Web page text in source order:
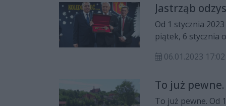
Jastrząb
Od 1 stycznia
piątek, 6 stycznia
06.01.2023 17:02
To już
To już pewne. Od